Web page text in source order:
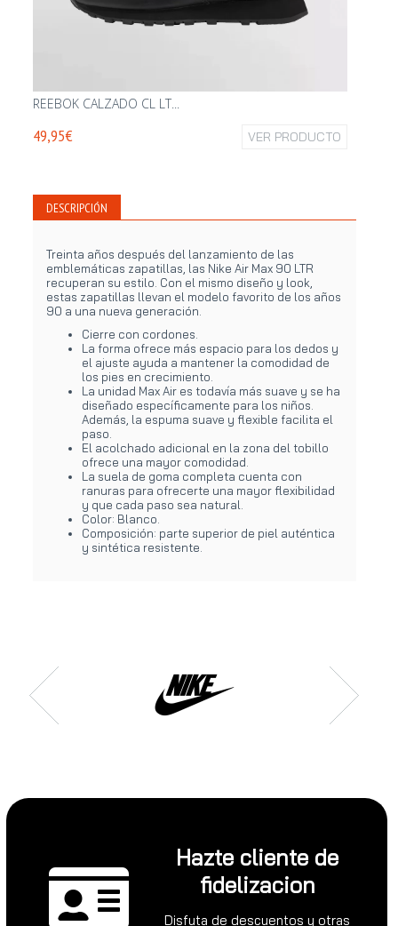
REEBOK CALZADO CL LT...
49,95€ VER PRODUCTO
DESCRIPCIÓN
Treinta años después del lanzamiento de las
emblemáticas zapatillas, las Nike Air Max 90 LTR
recuperan su estilo. Con el mismo diseño y look,
estas zapatillas llevan el modelo favorito de los años
90 a una nueva generación.
Cierre con cordones.
La forma ofrece más espacio para los dedos y
el ajuste ayuda a mantener la comodidad de
los pies en crecimiento.
La unidad Max Air es todavía más suave y se ha
diseñado específicamente para los niños.
Además, la espuma suave y flexible facilita el
paso.
El acolchado adicional en la zona del tobillo
ofrece una mayor comodidad.
La suela de goma completa cuenta con
ranuras para ofrecerte una mayor flexibilidad
y que cada paso sea natural.
Color: Blanco.
Composición: parte superior de piel auténtica
y sintética resistente.
Hazte cliente de
fidelizacion
Disfuta de descuentos y otras